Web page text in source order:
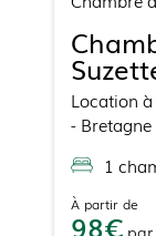
Location à
- Bretagne
1
À partir de
98 par